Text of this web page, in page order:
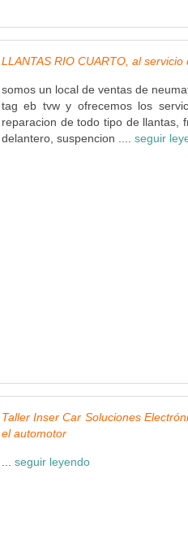
LLANTAS RIO CUARTO, al
somos un local de ventas de
tag eb tvw y ofrecemos los
reparacion de todo tipo de llantas,
delantero, suspencion .... seguir
Taller Inser Car Soluciones
el automotor
seguir leyendo